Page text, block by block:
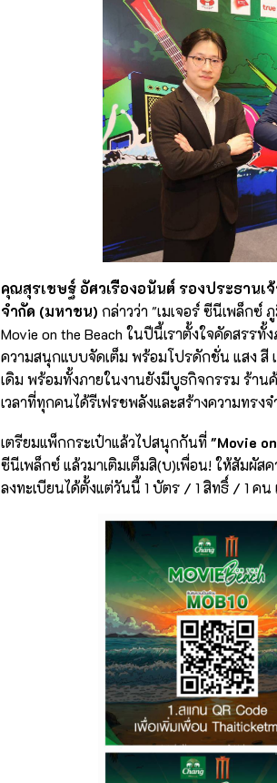
คุณสุรเชษฐ์ อัศวเรืองอนันต์ รองประธาน
จำกัด (มหาชน) กล่าวว่า "เมเจอร์ ซีนีเพล็กซ์
Movie on the Beach ในปีนี้เราตั้งใจคัดสร
ความสนุกแบบจัดเต็ม พร้อมโปรดักชั่น แสง สี
เดิม พร้อมทั้งภายในงานยังมีบูธกิจกรรม ร้าน
เวลาที่ทุกคนได้รีเฟรชพลังและสร้างความทรง
เตรียมแพ็กกระเป๋าแล้วไปสนุกกันที่"Movie
ซีนีเพล็กซ์ แล้วมาเติมเต็มสิ(บ)เพื่อน! ให้สัมผัส
ลงทะเบียนได้ตั้งแต่วันนี้ 1 บัตร / 1 สิทธิ์ / 1 คน